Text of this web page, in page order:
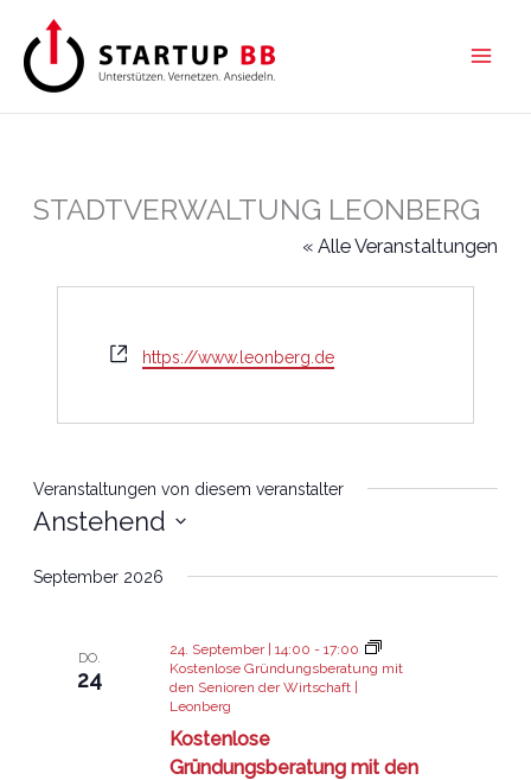
Inhalt
springen
STADTVERWALTUNG LEONBERG
« Alle Veranstaltungen
Webseite
https://www.leonberg.de
Veranstaltungen von diesem veranstalter
Anstehend
wählen.
September 2026
DO.
24
Kostenlose
Gründungsberatung mit den
24. September | 14:00 -17:00
Kostenlose Gründungsberatung mit
den Senioren der Wirtschaft |
Leonberg